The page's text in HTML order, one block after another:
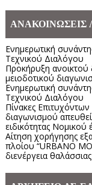
ΑΝΑΚΟΙΝΩΣΕΙΣ
Ενημερωτική
Τεχνικού Διαλόγου
Προκήρυξη ανοικτού
μειοδοτικού
Ενημερωτική
Τεχνικού Διαλόγου
Πίνακες
διαγωνισμού
ειδικότητας Νομικού
Αίτηση χορήγησης
πλοίου “URBANO
διενέργεια